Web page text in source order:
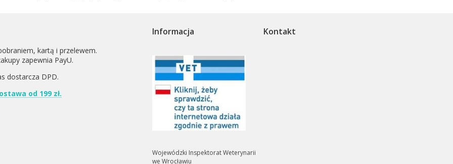
kartą i przelewem.
zapewnia PayU.
dostarcza DPD.
od 199 zł.
Informacja
Wojewódzki Inspektorat Weterynarii
we Wrocławiu
Kontakt